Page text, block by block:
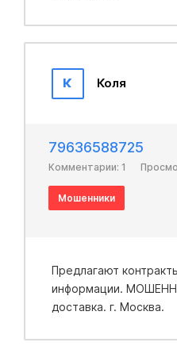
К Коля
79636588725
Комментарии: 1
Мошенники
Предлагают
информации.
доставка. г. Москва.